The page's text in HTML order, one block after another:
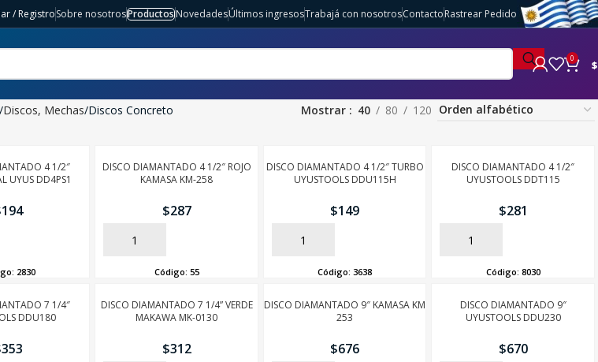
/ RegistroSobre nosotrosProductosNovedadesÚltimos ingresosTrabajá con nosotrosContactoRastrear Pedido
0 $
Discos, Mechas Discos Concreto Mostrar 40 80 120
4 1/2″
UYUS DD4PS1
194
2830
DISCO DIAMANTADO 4 1/2″ ROJO
KAMASA KM-258
$287
AÑADIR
Código: 55
DISCO DIAMANTADO 4 1/2″ TURBO
UYUSTOOLS DDU115H
$149
AÑADIR
Código:3638
DISCO DIAMANTADO 4 1/2″
UYUSTOOLS DDT115
$281
AÑADIR
Código: 8030
7 1/4″
DDU180
353
DISCO DIAMANTADO 7 1/4” VERDE
MAKAWA MK-0130
$312
DISCO DIAMANTADO 9″ KAMASA KM
253
$676
DISCO DIAMANTADO 9″
UYUSTOOLS DDU230
$670